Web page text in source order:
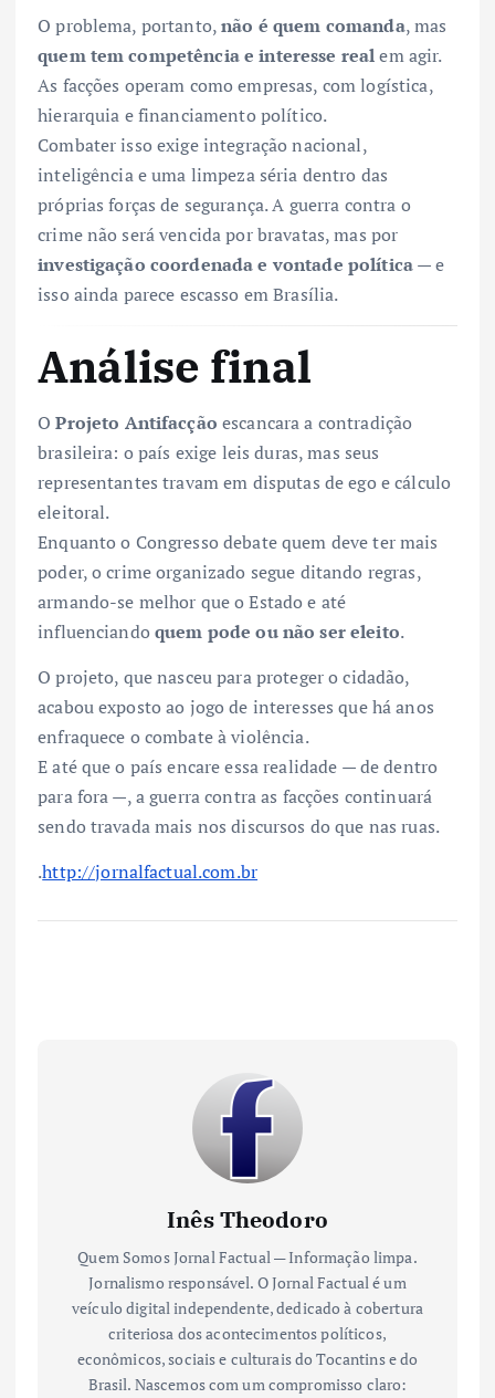
O problema, portanto,não é quem comanda, mas
quem tem competência e interesse realem agir.
As facções operam como empresas, com logística,
hierarquia e financiamento político.
Combater isso exige integração nacional,
inteligência e uma limpeza séria dentro das
próprias forças de segurança. A guerra contra o
crime não será vencida por bravatas, mas por
investigação coordenada e vontade política— e
isso ainda parece escasso em Brasília.
Análise final
OProjeto Antifacção escancara a contradição
brasileira: o país exige leis duras, mas seus
representantes travam em disputas de ego e cálculo
eleitoral.
Enquanto o Congresso debate quem deve ter mais
poder, o crime organizado segue ditando regras,
armando-se melhor que o Estado e até
influenciandoquem pode ou não ser eleito.
O projeto, que nasceu para proteger o cidadão,
acabou exposto ao jogo de interesses que há anos
enfraquece o combate à violência.
E até que o país encare essa realidade — de dentro
para fora —, a guerra contra as facções continuará
sendo travada mais nos discursos do que nas ruas.
.http://jornalfactual.com.br
Inês Theodoro
Quem Somos Jornal Factual — Informação limpa.
Jornalismo responsável. O Jornal Factual é um
veículo digital independente, dedicado à cobertura
criteriosa dos acontecimentos políticos,
econômicos, sociais e culturais do Tocantins e do
Brasil. Nascemos com um compromisso claro: